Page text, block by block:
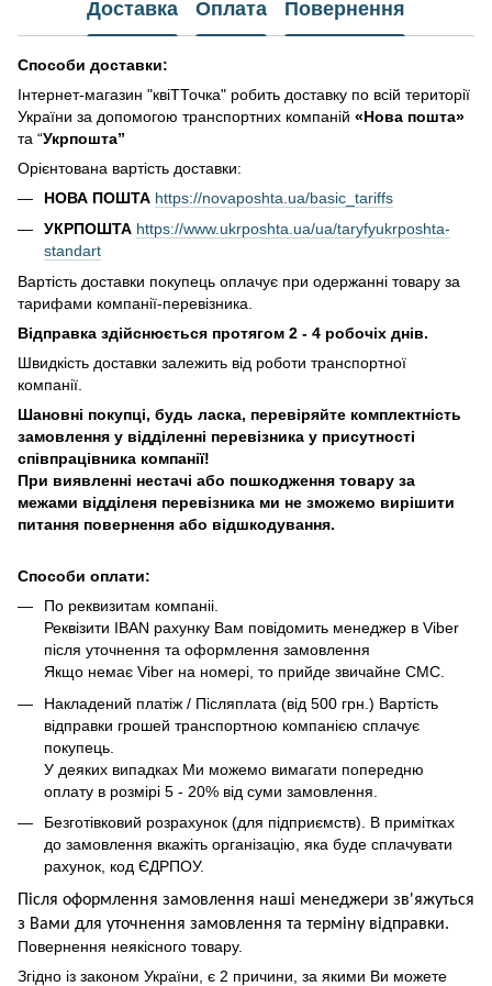
Доставка Оплата Повернення
Способи доставки:
Інтернет-магазин "квіТТочка" робить доставку по всій території
України за допомогою транспортних компаній «Нова пошта»
та “Укрпошта”
Орієнтована вартість доставки:
НОВА ПОШТА https://novaposhta.ua/basic_tariffs
УКРПОШТА https://www.ukrposhta.ua/ua/taryfyukrposhta-
standart
Вартість доставки покупець оплачує при одержанні товару за
тарифами компанії-перевізника.
Відправка здійснюється протягом 2 - 4 робочіх днів.
Швидкість доставки залежить від роботи транспортної
компанії.
Шановні покупці, будь ласка, перевіряйте комплектність
замовлення у відділенні перевізника у присутності
співпрацівника компанії!
При виявленні нестачі або пошкодження товару за
межами відділеня перевізника ми не зможемо вирішити
питання повернення або відшкодування.
Способи оплати:
По реквизитам компаніі.
Реквізити IBAN рахунку Вам повідомить менеджер в Viber
після уточнення та оформлення замовлення
Якщо немає Viber на номері, то прийде звичайне СМС.
Накладений платіж / Післяплата (від 500 грн.) Вартість
відправки грошей транспортною компанією сплачує
покупець.
У деяких випадках Ми можемо вимагати попередню
оплату в розмірі 5 - 20% від суми замовлення.
Безготівковий розрахунок (для підприємств). В примітках
до замовлення вкажіть організацію, яка буде сплачувати
рахунок, код ЄДРПОУ.
Після оформлення замовлення наші менеджери зв'яжуться
з Вами для уточнення замовлення та терміну відправки.
Повернення неякісного товару.
Згідно із законом України, є 2 причини, за якими Ви можете